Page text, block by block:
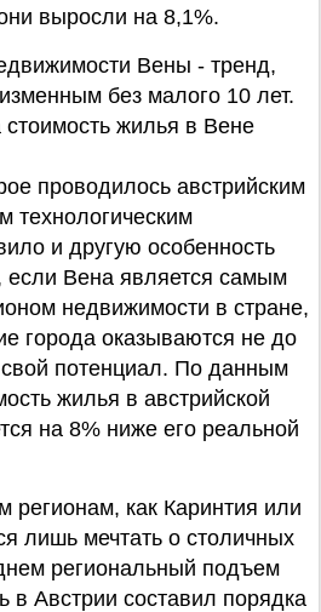
выросли на 8,1%.
Вены - тренд,
без малого 10 лет.
жилья в Вене
проводилось австрийским
технологическим
и другую особенность
если Вена является самым
недвижимости в стране,
города оказываются не до
потенциал. По данным
жилья в австрийской
на 8% ниже его реальной
регионам, как Каринтия или
лишь мечтать о столичных
региональный подъем
в Австрии составил порядка